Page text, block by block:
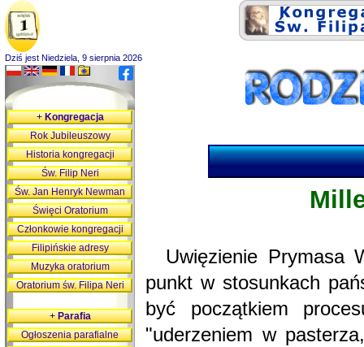
Dziś jest Niedziela, 9 sierpnia 2026
Uwięzienie Prymasa
punkt w stosunkach
być początkiem
"uderzeniem w
+Kongregacja
Rok Jubileuszowy
Historia kongregacji
Św. Filip Neri
Św. Jan Henryk Newman
Święci Oratorium
Członkowie kongregacji
Filipińskie adresy
Muzyka oratorium
Oratorium św. Filipa Neri
+Parafia
Ogłoszenia parafialne